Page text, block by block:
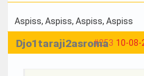
Aspiss, Aspiss, Aspiss, Aspiss
#253 10-08-
Djo1taraji2asroma